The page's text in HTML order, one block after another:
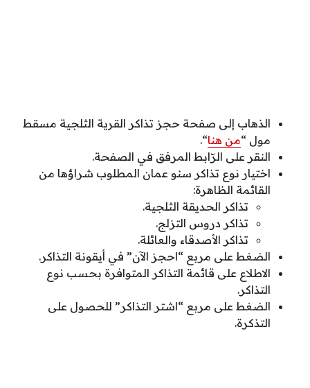
الذهاب إلى صفحة حجز تذاكر القرية الثلجية مسقط
مول “من هنا“.
النقر على الرّابط المرفق في الصفحة.
اختيار نوع تذاكر سنو عمان المطلوب شراؤها من
القائمة الظاهرة:
تذاكر الحديقة الثلجية.
تذاكر دروس التزلج.
تذاكر الأصدقاء والعائلة.
الضغط على مربع “احجز الآن” في أيقونة التذاكر.
الاطلاع على قائمة التذاكر المتوافرة بحسب نوع
التذاكر.
الضغط على مربع “اشتر التذاكر” للحصول على
التذكرة.